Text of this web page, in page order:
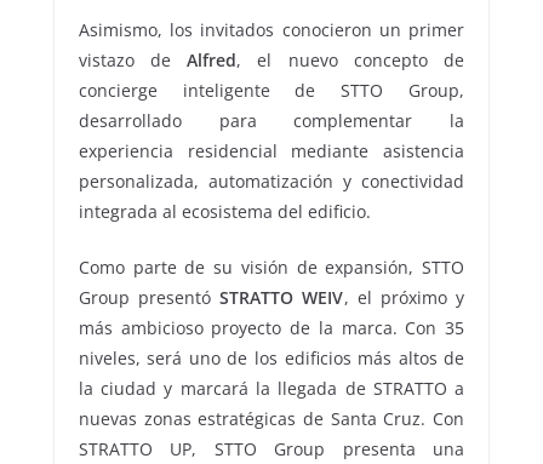
Asimismo, los invitados conocieron un primer
vistazo deAlfred, el nuevo concepto de
concierge inteligente de STTO Group,
desarrollado para complementar la
experiencia residencial mediante asistencia
personalizada, automatización y conectividad
integrada al ecosistema del edificio.
Como parte de su visión de expansión, STTO
Group presentóSTRATTO WEIV, el próximo y
más ambicioso proyecto de la marca. Con 35
niveles, será uno de los edificios más altos de
la ciudad y marcará la llegada de STRATTO a
nuevas zonas estratégicas de Santa Cruz. Con
STRATTO UP, STTO Group presenta una